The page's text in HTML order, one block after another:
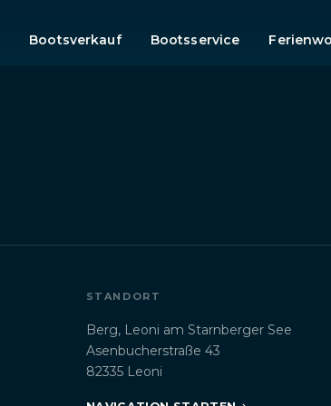
Bootsverkauf Bootsservice
STANDORT
Berg, Leoni am Starnberger See
Asenbucherstraße 43
82335 Leoni